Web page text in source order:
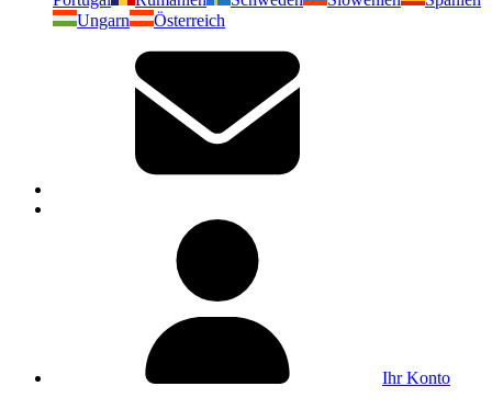
Ungarn
Österreich
Ihr Konto